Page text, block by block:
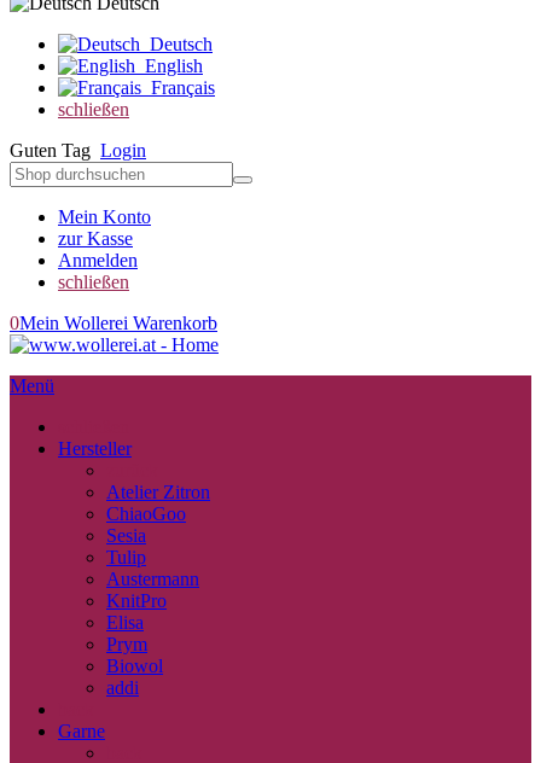
Deutsch
English
Français
schließen
Guten Tag Login
Mein Konto
zur Kasse
Anmelden
schließen
0Mein Wollerei Warenkorb
Menü
Hersteller
Atelier Zitron
ChiaoGoo
Sesia
Tulip
Austermann
KnitPro
Elisa
Prym
Biowol
addi
Garne